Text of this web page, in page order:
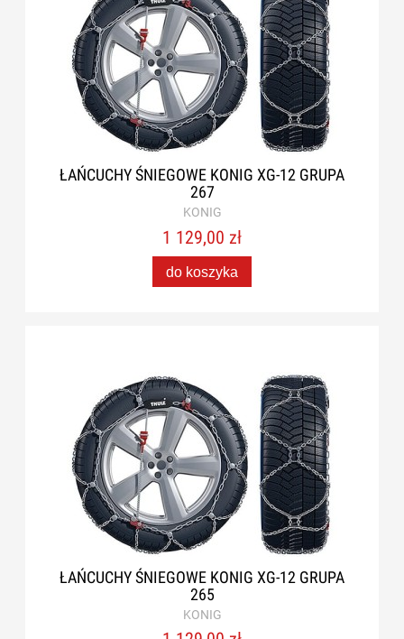
ŁAŃCUCHY ŚNIEGOWE KONIG XG-12 GRUPA
267
KONIG
1 129,00 zł
do koszyka
ŁAŃCUCHY ŚNIEGOWE KONIG XG-12 GRUPA
265
KONIG